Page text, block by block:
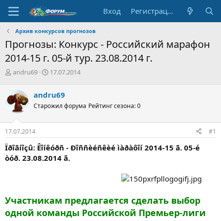
Вход Регистрация
Архив конкурсов прогнозов
Прогнозы: Конкурс - Российский марафон
2014-15 г. 05-й тур. 23.08.2014 г.
А
т
о
р
т
е
м
ы
andru69
Д
а
н
ч
л
а
17.07.2014
andru69
Старожил форума Рейтинг сезона: 0
17.07.2014 #1
Ïðîãíîçû: Êîíêóðñ - Ðîññèéñêèé ìàðàôîí 2014-15 ã. 05-é
òóð. 23.08.2014 ã.
Участникам предлагается сделать выбор
одной команды Российской Премьер-лиги